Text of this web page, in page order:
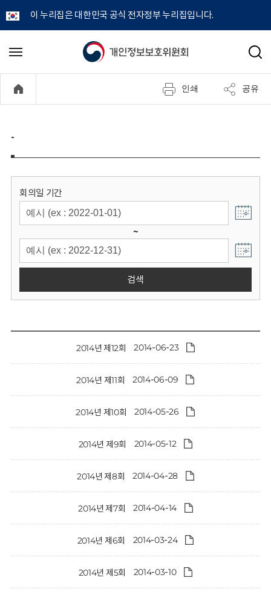
이 누리집은 대한민국 공식 전자정부 누리집입니다.
개
정
보
위
원
회
메
기
검
인쇄 공유
-
회의일 기간
~
검색
2014년 제12회 2014-06-23
2014년 제11회 2014-06-09
2014년 제10회 2014-05-26
2014년 제9회 2014-05-12
2014년 제8회 2014-04-28
2014년 제7회 2014-04-14
2014년 제6회 2014-03-24
2014년 제5회 2014-03-10